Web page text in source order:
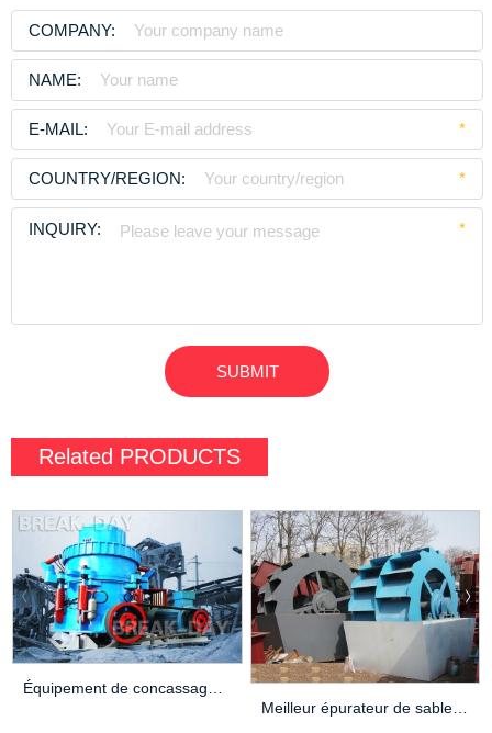
COMPANY:
NAME:
E-MAIL: *
COUNTRY/REGION: *
INQUIRY: *
Related PRODUCTS
Équipement de concassage à mâchoires C80 à vendre
Meilleur épurateur de sable industriel pour un nettoyage intensif